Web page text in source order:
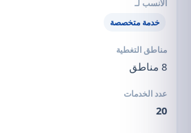
خدمة متخصصة
8 مناطق
20